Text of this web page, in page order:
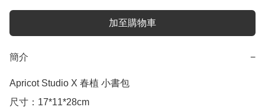
加至購物車
簡介 −
Apricot Studio X 春植 小書包
尺寸：17*11*28cm